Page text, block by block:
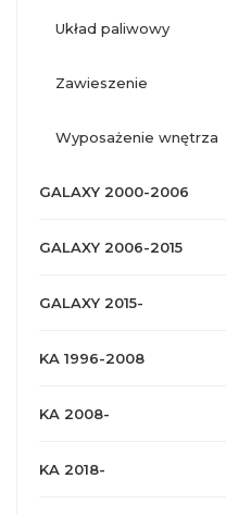
układ paliwowy
zawieszenie
wyposażenie wnętrza
GALAXY 2000-2006
GALAXY 2006-2015
GALAXY 2015-
KA 1996-2008
KA 2008-
KA 2018-